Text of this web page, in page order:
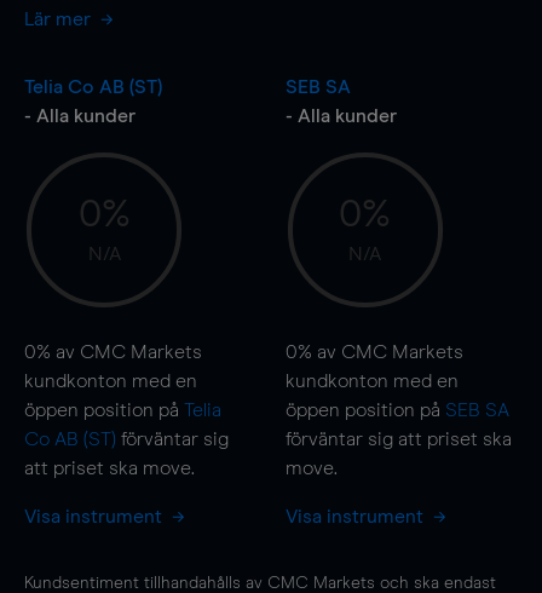
Lär mer
Telia Co AB (ST)
- Alla kunder
0%
N/A
0% av CMC Markets
kundkonton med en
öppen position på Telia
Co AB (ST) förväntar sig
att priset ska move.
Visa instrument
SEB SA
- Alla kunder
0%
N/A
0% av CMC Markets
kundkonton med en
öppen position på SEB SA
förväntar sig att priset ska
move.
Visa instrument
Kundsentiment tillhandahålls av CMC Markets och ska endast